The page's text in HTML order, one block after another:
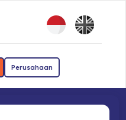
Perusahaan